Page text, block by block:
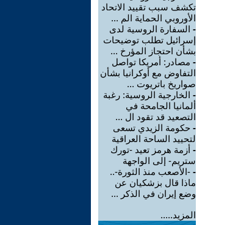
تكشف سبب تقييد الاتحاد
الأوروبي الحماية الم ...
- السفارة الروسية لدى
إسرائيل تطلب توضيحات
بشأن احتجاز المؤرخ ...
- مصادر: أمريكا تواصل
التفاوض مع أوكرانيا بشأن
صواريخ باتريوت ...
- الخارجية الروسية: رغبة
ألمانيا الجامحة في
التصعيد قد تقود ال ...
- حكومة الزيدي تسعى
لتحييد الساحة العراقية
- أزمة هرمز تعيد -تورك
ستريم- إلى الواجهة
- -الأصعب منذ الثورة-..
ماذا قال بزشكيان عن
وضع إيران في الذكر ...
المزيد.....